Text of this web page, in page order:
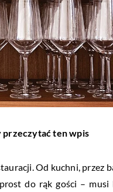
przeczytać ten wpis
Od kuchni, przez
do rąk gości – musi